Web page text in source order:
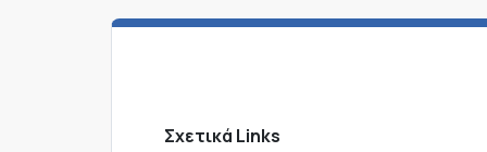
Σχετικά Links